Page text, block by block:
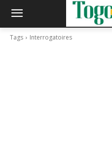
Tags Interrogatoires